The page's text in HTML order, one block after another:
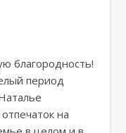
благородность!
период
на